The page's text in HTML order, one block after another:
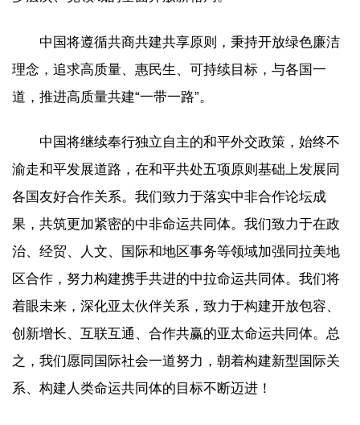
中国将遵循共商共建共享原则，秉持开放绿色廉洁
理念，追求高质量、惠民生、可持续目标，与各国一
道，推进高质量共建“一带一路”。
中国将继续奉行独立自主的和平外交政策，始终不
渝走和平发展道路，在和平共处五项原则基础上发展同
各国友好合作关系。我们致力于落实中非合作论坛成
果，共筑更加紧密的中非命运共同体。我们致力于在政
治、经贸、人文、国际和地区事务等领域加强同拉美地
区合作，努力构建携手共进的中拉命运共同体。我们将
着眼未来，深化亚太伙伴关系，致力于构建开放包容、
创新增长、互联互通、合作共赢的亚太命运共同体。总
之，我们愿同国际社会一道努力，朝着构建新型国际关
系、构建人类命运共同体的目标不断迈进！